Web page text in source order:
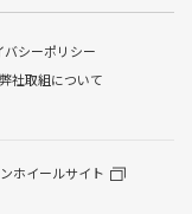
バシーポリシー
社取組について
ホイールサイト